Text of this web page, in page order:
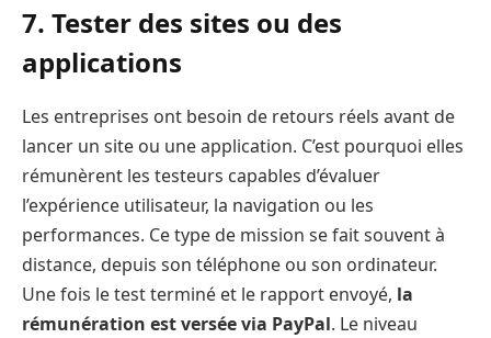
7. Tester des sites ou des
applications
Les entreprises ont besoin de retours réels avant de
lancer un site ou une application. C’est pourquoi elles
rémunèrent les testeurs capables d’évaluer
l’expérience utilisateur, la navigation ou les
performances. Ce type de mission se fait souvent à
distance, depuis son téléphone ou son ordinateur.
Une fois le test terminé et le rapport envoyé, la
rémunération est versée via PayPal. Le niveau